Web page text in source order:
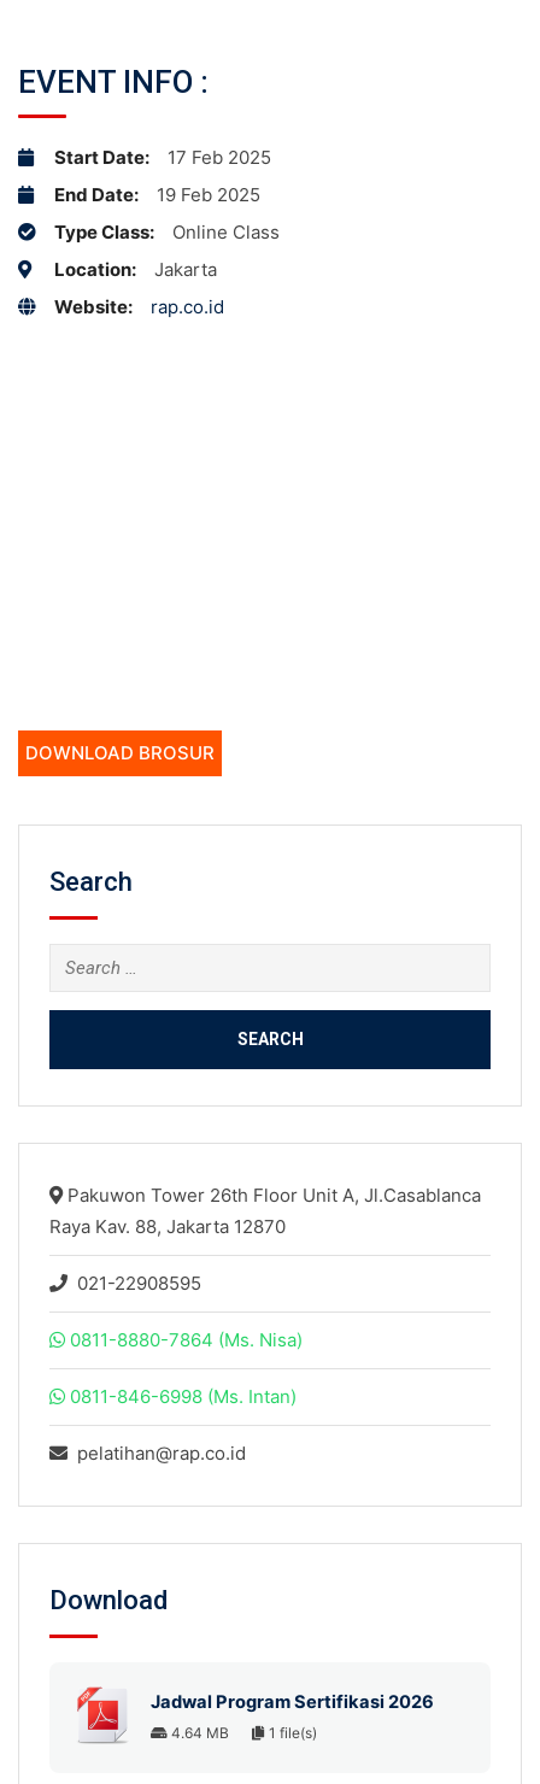
EVENT INFO :
Start Date:
17 Feb 2025
End Date:
19 Feb 2025
Type Class:
Online Class
Location:
Jakarta
Website:
rap.co.id
DOWNLOAD BROSUR
Search
Search
for:
Pakuwon Tower 26th Floor Unit A, Jl.Casablanca
Raya Kav. 88, Jakarta 12870
021-22908595
0811-8880-7864 (Ms. Nisa)
0811-846-6998 (Ms. Intan)
pelatihan@rap.co.id
Download
Jadwal Program Sertifikasi 2026
4.64 MB 1 file(s)